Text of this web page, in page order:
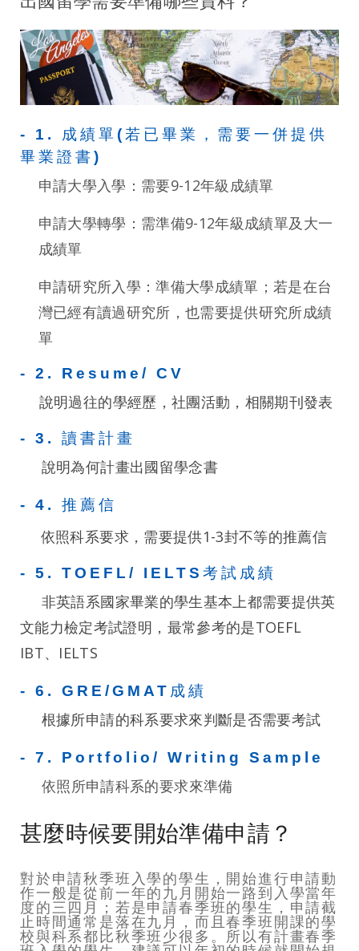
- 1. 成績單(若已畢業，需要一併提供
畢業證書)
申請大學入學：需要9-12年級成績單
申請大學轉學：需準備9-12年級成績單及大一
成績單
申請研究所入學：準備大學成績單；若是在台
灣已經有讀過研究所，也需要提供研究所成績
單
- 2. Resume/ CV
說明過往的學經歷，社團活動，相關期刊發表
- 3. 讀書計畫
說明為何計畫出國留學念書
- 4. 推薦信
依照科系要求，需要提供1-3封不等的推薦信
- 5. TOEFL/ IELTS考試成績
非英語系國家畢業的學生基本上都需要提供英
文能力檢定考試證明，最常參考的是TOEFL
IBT、IELTS
- 6. GRE/GMAT成績
根據所申請的科系要求來判斷是否需要考試
- 7. Portfolio/ Writing Sample
依照所申請科系的要求來準備
甚麼時候要開始準備申請？
對於申請秋季班入學的學生，開始進行申請動
作一般是從前一年的九月開始一路到入學當年
度的三四月；若是申請春季班的學生，申請截
止時間通常是落在九月，而且春季班開課的學
校與科系都比秋季班少很多。所以有計畫春季